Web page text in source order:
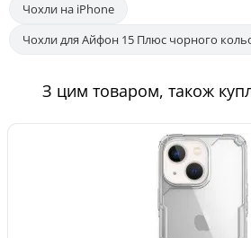
Чохли на iPhone
Чохли для Айфон 15 Плюс чорного
З цим товаром, також